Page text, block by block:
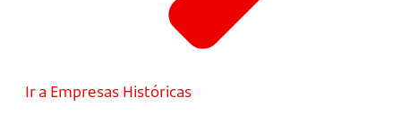
Ir a Empresas Históricas